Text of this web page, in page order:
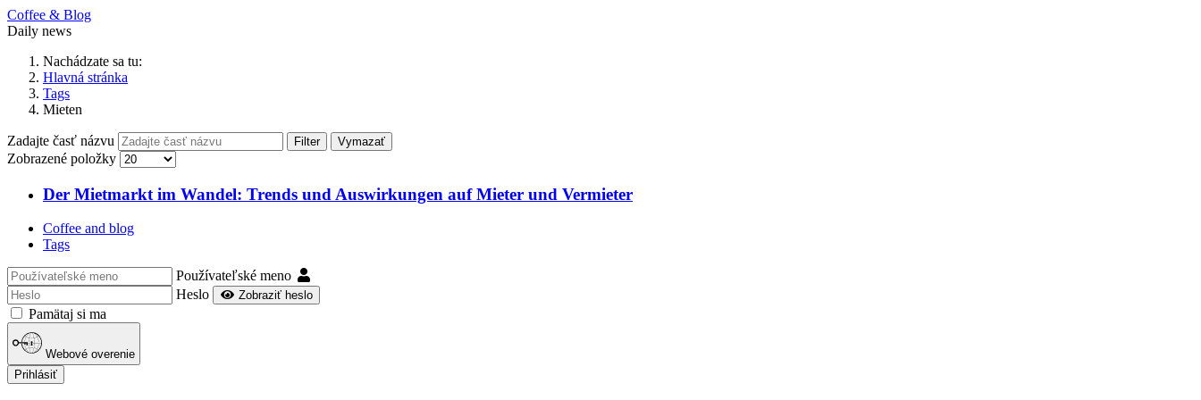
Coffee & Blog
Daily news
Nachádzate sa tu:
Hlavná stránka
Tags
Mieten
Zadajte časť názvu Filter Vymazať
Zobrazené položky
Der Mietmarkt im Wandel: Trends und Auswirkungen auf Mieter und Vermieter
Coffee and blog
Tags
Používateľské meno
Heslo
Zobraziť heslo
Pamätaj si ma
Webové overenie
Prihlásiť